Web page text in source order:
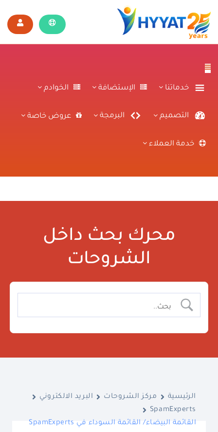
خدماتنا الإستضافة الخوادم
التصميم البرمجة عروض خاصة
خدمة العملاء
محرك بحث داخل
الشروحات
الرئيسية مركز الشروحات
البريد الالكتروني
SpamExperts
القائمة البيضاء/ القائمة السوداء في SpamExperts